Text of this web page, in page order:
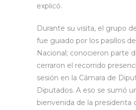
explicó.
Durante su visita, el grupo
fue guiado por los pasillos
Nacional; conocieron parte
cerraron el recorrido
sesión en la Cámara de
Diputados. A eso se sumó
bienvenida de la presidenta